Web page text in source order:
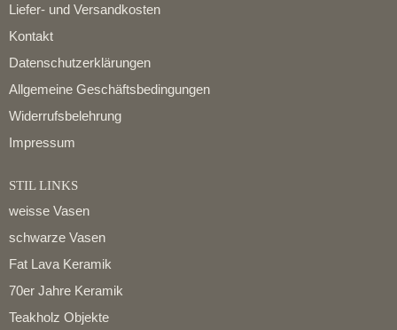
Liefer- und Versandkosten
Kontakt
Datenschutzerklärungen
Allgemeine Geschäftsbedingungen
Widerrufsbelehrung
Impressum
STIL LINKS
weisse Vasen
schwarze Vasen
Fat Lava Keramik
70er Jahre Keramik
Teakholz Objekte